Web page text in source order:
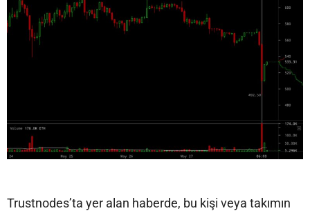
Trustnodes’ta yer alan haberde, bu kişi veya takımın